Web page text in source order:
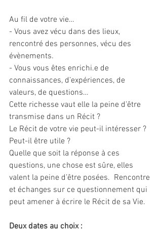
Au fil de votre vie…
- Vous avez vécu dans des lieux,
rencontré des personnes, vécu des
évènements.
- Vous vous êtes enrichi.e de
connaissances, d’expériences, de
valeurs, de questions…
Cette richesse vaut elle la peine d’être
transmise dans un Récit ?
Le Récit de votre vie peut-il intéresser ?
Peut-il être utile ?
Quelle que soit la réponse à ces
questions, une chose est sûre, elles
valent la peine d’être posées.  Rencontre
et échanges sur ce questionnement qui
peut amener à écrire le Récit de sa Vie.
Deux dates au choix :